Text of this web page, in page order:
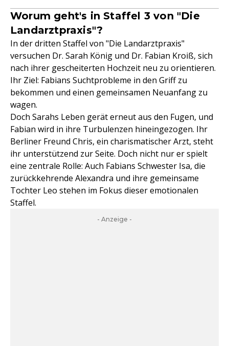
Worum geht's in Staffel 3 von "Die
Landarztpraxis"?
In der dritten Staffel von "Die Landarztpraxis"
versuchen Dr. Sarah König und Dr. Fabian Kroiß, sich
nach ihrer gescheiterten Hochzeit neu zu orientieren.
Ihr Ziel: Fabians Suchtprobleme in den Griff zu
bekommen und einen gemeinsamen Neuanfang zu
wagen.
Doch Sarahs Leben gerät erneut aus den Fugen, und
Fabian wird in ihre Turbulenzen hineingezogen. Ihr
Berliner Freund Chris, ein charismatischer Arzt, steht
ihr unterstützend zur Seite. Doch nicht nur er spielt
eine zentrale Rolle: Auch Fabians Schwester Isa, die
zurückkehrende Alexandra und ihre gemeinsame
Tochter Leo stehen im Fokus dieser emotionalen
Staffel.
- Anzeige -